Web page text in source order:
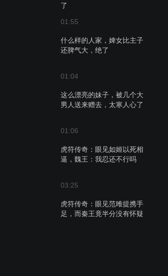
了
01:55
什么样的人家，婢女比主子
还脾气大，绝了
01:04
这么漂亮的妹子，被几个大
男人送来赠去，太寒人心了
01:06
虎符传奇：眼见如姬以死相
逼，魏王：我忍还不行吗
03:25
虎符传奇：眼见范雎提携手
足，而秦王竟半分没有怀疑